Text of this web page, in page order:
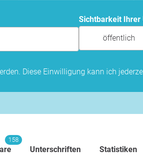
Sichtbarkeit
öffentlich
Diese Einwilligung kann ich
158
Unterschriften Statistiken